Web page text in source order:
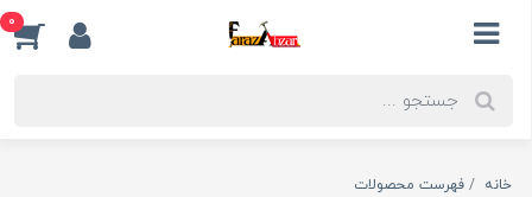
0
خانه
فهرست محصولات